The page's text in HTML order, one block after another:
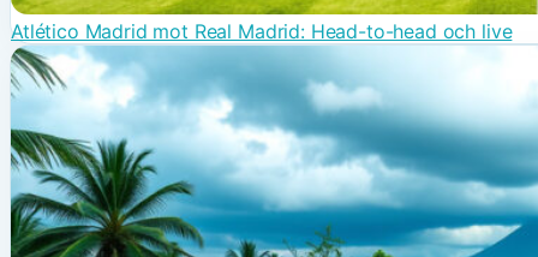
Atlético Madrid mot Real Madrid: Head-to-head och live